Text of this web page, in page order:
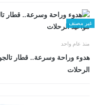
غير مصنف
منذ عام واحد
هدوء وراحة وسرعة.. قطار
الرحلات